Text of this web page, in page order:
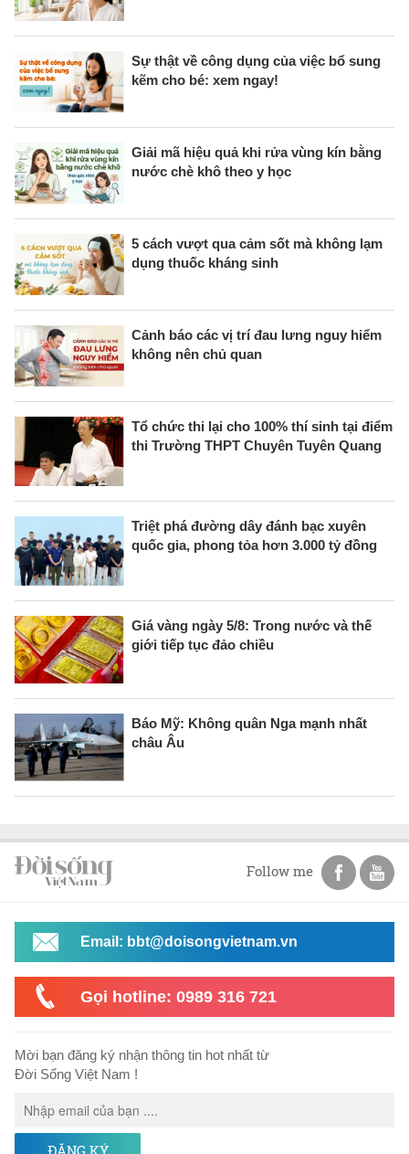
Sự thật về công dụng của việc bổ sung
kẽm cho bé: xem ngay!
Giải mã hiệu quả khi rửa vùng kín bằng
nước chè khô theo y học
5 cách vượt qua cảm sốt mà không lạm
dụng thuốc kháng sinh
Cảnh báo các vị trí đau lưng nguy hiểm
không nên chủ quan
Tổ chức thi lại cho 100% thí sinh tại điểm
thi Trường THPT Chuyên Tuyên Quang
Triệt phá đường dây đánh bạc xuyên
quốc gia, phong tỏa hơn 3.000 tỷ đồng
Giá vàng ngày 5/8: Trong nước và thế
giới tiếp tục đảo chiều
Báo Mỹ: Không quân Nga mạnh nhất
châu Âu
Follow me
Email: bbt@doisongvietnam.vn
Gọi hotline: 0989 316 721
Mời bạn đăng ký nhận thông tin hot nhất từ
Đời Sống Việt Nam !
ĐĂNG KÝ